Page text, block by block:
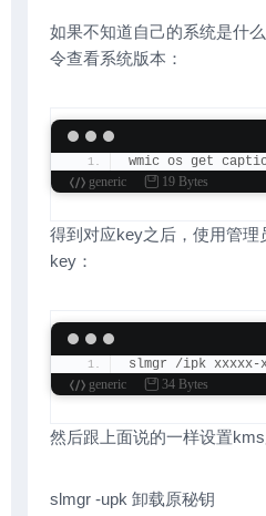
如果不知道自己的系统是什
令查看系统版本：
wmic os get
generic
19 Bytes
得到对应key之后，使用管
key：
slmgr /ipk xxxxx-
generic
34 Bytes
然后跟上面说的一样设置kms
slmgr -upk 卸载原秘钥